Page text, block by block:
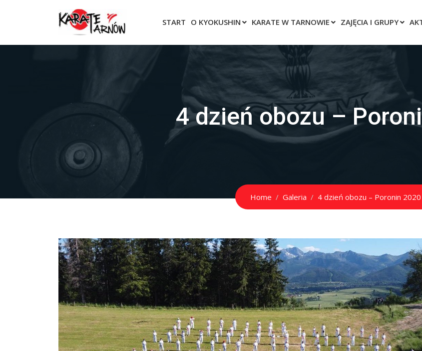
START O KYOKUSHIN KARATE W TARNOWIE ZAJĘCIA I GRUPY
4 dzień obozu –
Home Galeria 4 dzień obozu – Poronin 2020